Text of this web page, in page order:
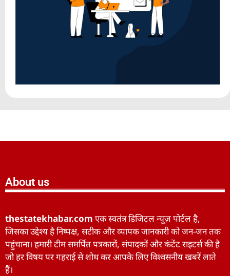
About us
thestatekhabar.com एक स्वतंत्र डिजिटल न्यूज़ पोर्टल है,
जिसका उद्देश्य है निष्पक्ष, सटीक और व्यापक जानकारी को जन-जन तक
पहुंचाना। हमारी टीम समर्पित पत्रकारों, संपादकों और कंटेंट राइटर्स की है
जो हर विषय पर गहराई से शोध कर आपके लिए विश्वसनीय खबरें लाते
हैं।